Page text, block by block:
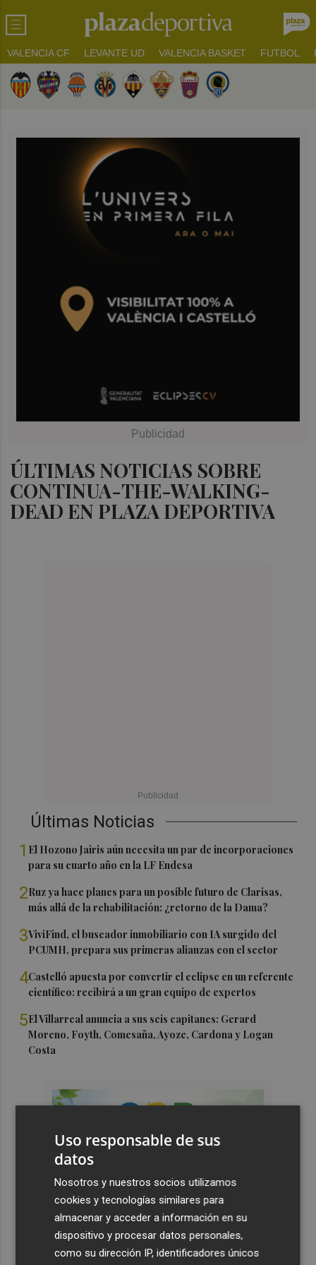
VALENCIA CF LEVANTE UD VALENCIA BASKET FUTBOL
ÚLTIMAS NOTICIAS SOBRE
CONTINUA-THE-WALKING-
DEAD EN PLAZA DEPORTIVA
Últimas Noticias
1 El Hozono Jairis aún necesita un par de incorporaciones
para su cuarto año en la LF Endesa
2Ruz ya hace planes para un posible futuro de Clarisas,
más allá de la rehabilitación: ¿retorno de la Dama?
3ViviFind, el buscador inmobiliario con IA surgido del
PCUMH, prepara sus primeras alianzas con el sector
4Castelló apuesta por convertir el eclipse en un referente
científico: recibirá a un gran equipo de expertos
5El Villarreal anuncia a sus seis capitanes: Gerard
Moreno, Foyth, Comesaña, Ayoze, Cardona y Logan
Costa
Uso responsable de sus
datos
Nosotros y nuestros socios utilizamos
cookies y tecnologías similares para
almacenar y acceder a información en su
dispositivo y procesar datos personales,
como su dirección IP, identificadores únicos